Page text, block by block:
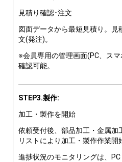
見積り確認･注文
図面データから最短見積り。見
文(発注)。
※会員専用の管理画面(PC、ス
確認可能。
STEP3.製作:
加工・製作を開始
依頼受付後、部品加工・金属加
リストにより加工・製作作業開
進捗状況のモニタリングは、